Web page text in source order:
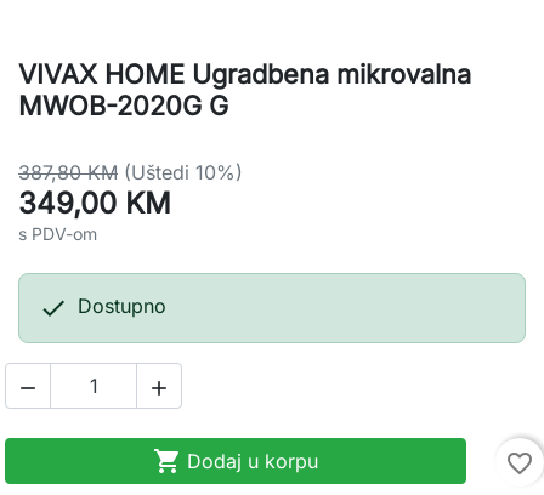
VIVAX HOME Ugradbena mikrovalna
MWOB-2020G G
387,80 KM (Uštedi 10%)
349,00 KM
s PDV-om
 Dostupno
 
 Dodaj u korpu
favorite_border